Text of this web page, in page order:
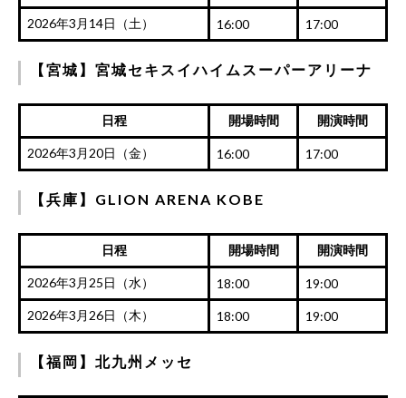
2026年3月14日（土） 16:00 17:00
【宮城】宮城セキスイハイムスーパーアリーナ
日程 開場時間 開演時間
2026年3月20日（金） 16:00 17:00
【兵庫】GLION ARENA KOBE
日程 開場時間 開演時間
2026年3月25日（水） 18:00 19:00
2026年3月26日（木） 18:00 19:00
【福岡】北九州メッセ